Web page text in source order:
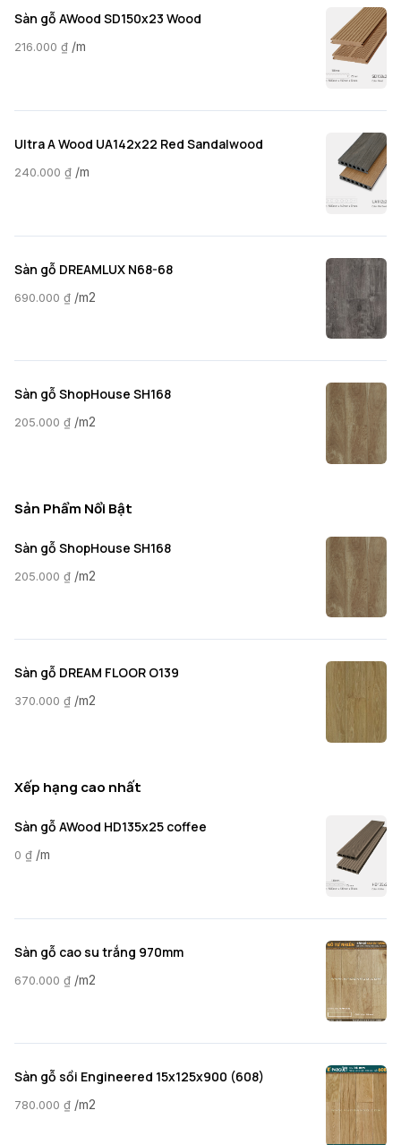
Sàn gỗ AWood SD150x23 Wood
216.000 ₫ /m
Ultra A Wood UA142x22 Red Sandalwood
240.000 ₫ /m
Sàn gỗ DREAMLUX N68-68
690.000 ₫ /m2
Sàn gỗ ShopHouse SH168
205.000 ₫ /m2
Sản Phẩm Nổi Bật
Sàn gỗ ShopHouse SH168
205.000 ₫ /m2
Sàn gỗ DREAM FLOOR O139
370.000 ₫ /m2
Xếp hạng cao nhất
Sàn gỗ AWood HD135x25 coffee
0 ₫ /m
Sàn gỗ cao su trắng 970mm
670.000 ₫ /m2
Sàn gỗ sồi Engineered 15x125x900 (608)
780.000 ₫ /m2